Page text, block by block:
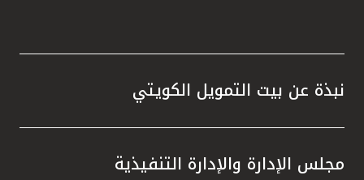
نبذة عن بيت التمويل الكويتي
مجلس الإدارة والإدارة التنفيذية